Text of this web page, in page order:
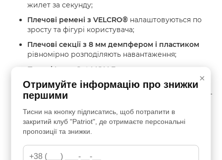
жилет за секунду;
Плечові ремені з VELCRO® налаштовуються по
зросту та фігурі користувача;
Плечові секції з 8 мм демпфером і пластиком
рівномірно розподіляють навантаження;
Панелі Laser Cut MOLLE
кріплення додаткових елементів;
MOLLE-каркас
прошитий армованими нитками —
стійкий до навантажень;
Нагрудна кишеня на блискавці YKK— для
документів чи гаджетів;
Фіксація плит— липучка Velcro + зовнішній
клапан шириною 100 мм;
×
Отримуйте інформацію про знижки
першими
Тисни на кнопку підписатись, щоб потрапити в
закритий клуб "Patriot", де отримаєте персональні
пропозиції та знижки.